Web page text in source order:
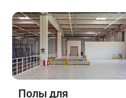
рассмотрим топ-5 лучших
материалов и технологий
наливных полов, которые
обеспечат вам идеальный
результат.
Полы для